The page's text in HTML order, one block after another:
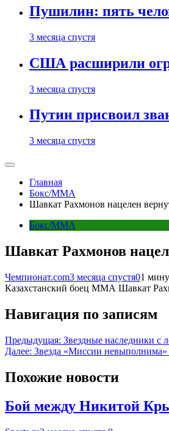
Пушилин: пять
3 месяца спустя
США расширили
3 месяца спустя
Путин присвоил
3 месяца спустя
Главная
Бокс/MMA
Шавкат Рахмонов нацелен
Бокс/MMA
Шавкат Рахмонов
Чемпионат.com3 месяца спустя01
Казахстанский боец ММА Шавкат
Навигация по записям
Предыдущая: Звездные наследники с
Далее: Звезда «Миссии невыполнима»
Похожие новости
Бой между Никитой